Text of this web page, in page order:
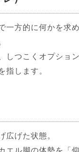
一方的に何かを求
しつこくオプショ
指します。
広げた状態。